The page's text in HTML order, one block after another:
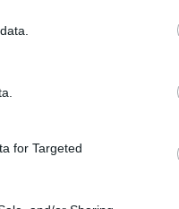
for Targeted
in
causa del bel
me per fare
o fare
e